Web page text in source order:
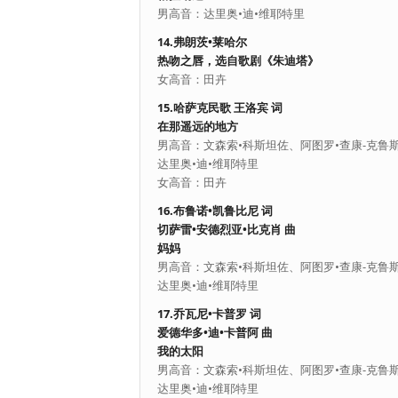
男高音：达里奥•迪•维耶特里
14.弗朗茨•莱哈尔
热吻之唇，选自歌剧《朱迪塔》
女高音：田卉
15.哈萨克民歌 王洛宾 词
在那遥远的地方
男高音：文森索•科斯坦佐、阿图罗•查康-克鲁斯
达里奥•迪•维耶特里
女高音：田卉
16.布鲁诺•凯鲁比尼 词
切萨雷•安德烈亚•比克肖 曲
妈妈
男高音：文森索•科斯坦佐、阿图罗•查康-克鲁斯
达里奥•迪•维耶特里
17.乔瓦尼•卡普罗 词
爱德华多•迪•卡普阿 曲
我的太阳
男高音：文森索•科斯坦佐、阿图罗•查康-克鲁斯
达里奥•迪•维耶特里